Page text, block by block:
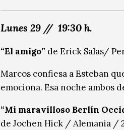
Lunes 29 // 19:30 h.
“El amigo” de Erick Salas/
Marcos confiesa a Esteban
emociona. Esa noche ambos
“Mi maravilloso Berlín
de Jochen Hick / Alemania /